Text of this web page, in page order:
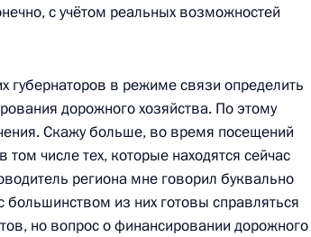
Бразаускаса
Марины
с учётом реальных возможностей
губернаторов в режиме связи определить
дорожного хозяйства. По этому
Скажу больше, во время посещений
числе тех, которые находятся сейчас
региона мне говорил буквально
из них готовы справляться
но вопрос о финансировании дорожного